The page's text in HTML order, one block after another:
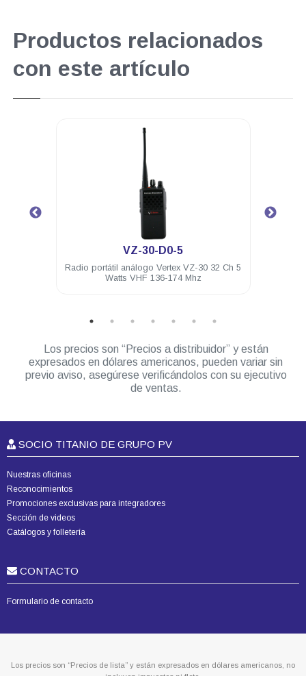
Productos relacionados
con este artículo
.
VZ-30-D0-5
Radio portátil análogo Vertex VZ-30 32 Ch 5
Watts VHF 136-174 Mhz
Los precios son “Precios a distribuidor” y están
expresados en dólares americanos, pueden variar sin
previo aviso, asegúrese verificándolos con su ejecutivo
de ventas.
SOCIO TITANIO DE GRUPO PV
Nuestras oficinas
Reconocimientos
Promociones exclusivas para integradores
Sección de videos
Catálogos y folletería
CONTACTO
Formulario de contacto
Los precios son “Precios de lista” y están expresados en dólares americanos, no